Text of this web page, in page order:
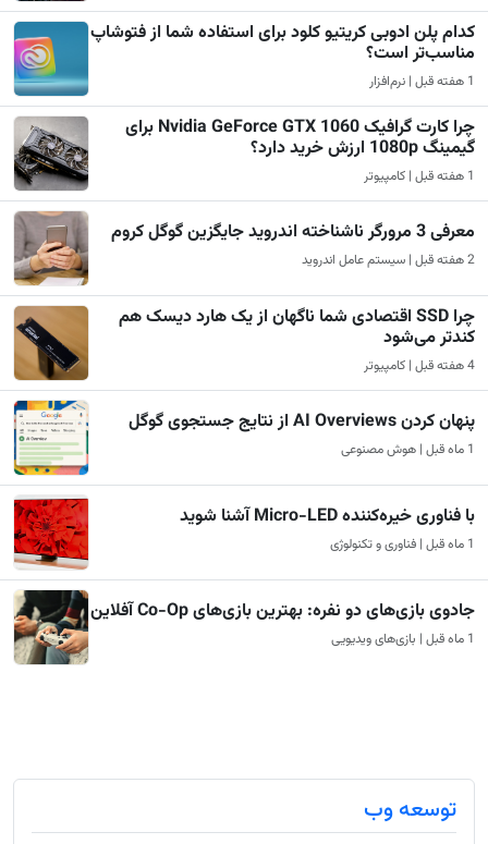
کدام پلن ادوبی کریتیو کلود برای استفاده شما از فتوشاپ
مناسب‌تر است؟
1 هفته قبل | نرم‌افزار
چرا کارت گرافیک Nvidia GeForce GTX 1060 برای
گیمینگ 1080p ارزش خرید دارد؟
1 هفته قبل | کامپیوتر
معرفی 3 مرورگر ناشناخته اندروید جایگزین گوگل کروم
2 هفته قبل | سیستم عامل اندروید
چرا SSD اقتصادی شما ناگهان از یک هارد دیسک هم
کندتر می‌شود
4 هفته قبل | کامپیوتر
پنهان کردن AI Overviews از نتایج جستجوی گوگل
1 ماه قبل | هوش مصنوعی
با فناوری خیره‌کننده Micro-LED آشنا شوید
1 ماه قبل | فناوری و تکنولوژی
جادوی بازی‌های دو نفره: بهترین بازی‌های Co-Op آفلاین
1 ماه قبل | بازی‌های ویدیویی
توسعه وب